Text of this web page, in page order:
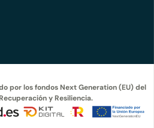
por los fondos Next Generation (EU) del
y Resiliencia.